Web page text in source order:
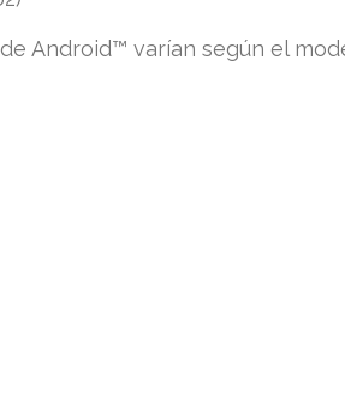
Android™ varían según el